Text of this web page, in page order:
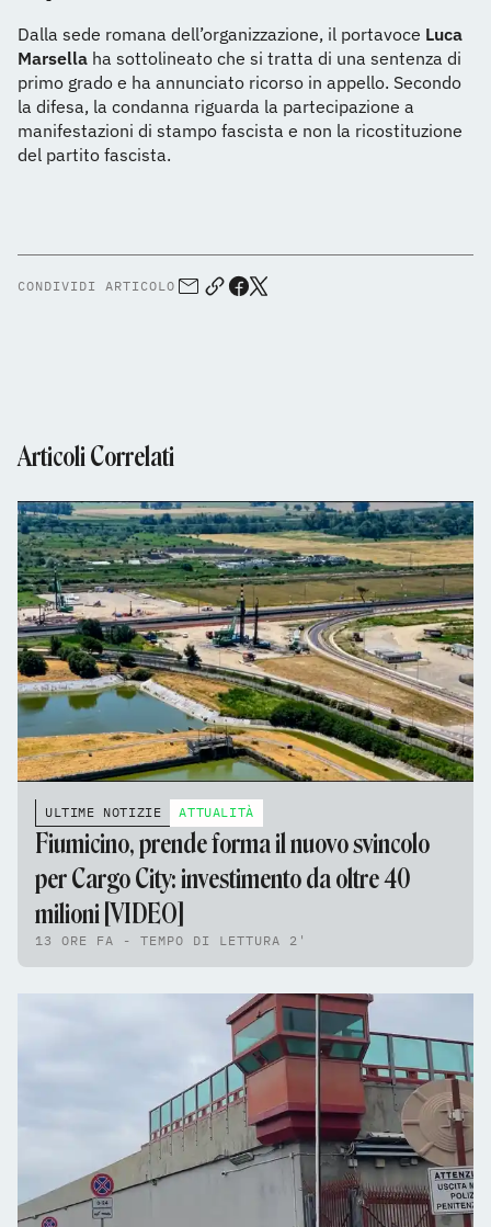
Dalla sede romana dell’organizzazione, il portavoce Luca
Marsella ha sottolineato che si tratta di una sentenza di
primo grado e ha annunciato ricorso in appello. Secondo
la difesa, la condanna riguarda la partecipazione a
manifestazioni di stampo fascista e non la ricostituzione
del partito fascista.
CONDIVIDI ARTICOLO
Articoli Correlati
ULTIME NOTIZIE ATTUALITÀ
Fiumicino, prende forma il nuovo svincolo
per Cargo City: investimento da oltre 40
milioni [VIDEO]
13 ORE FA - TEMPO DI LETTURA 2'